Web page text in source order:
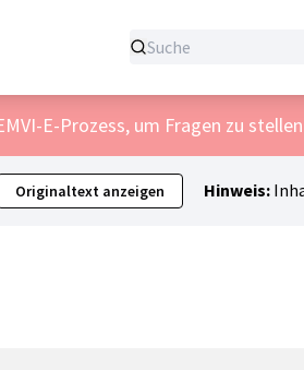
E-Prozess, um Fragen zu
Originaltext anzeigen Hinweis: